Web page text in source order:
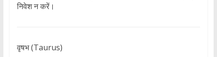
निवेश न करें।
वृषभ (Taurus)